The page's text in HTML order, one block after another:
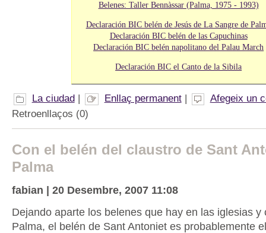
Belenes: Taller Bennàssar (Palma, 1975 - 1993)
Declaración BIC belén de Jesús de La Sangre de
Declaración BIC belén de las Capuchinas
Declaración BIC belén napolitano del Palau March
Declaración BIC el Canto de la Sibila
La ciudad Enllaç permanent|
Afegeix un
Retroenllaços (0)
Con el belén del claustro de Sant
Palma
fabian | 20 Desembre, 2007 11:08
Dejando aparte los belenes que hay en las iglesias y
Palma, el belén de Sant Antoniet es probablemente